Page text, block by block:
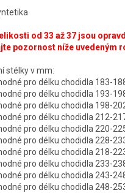
od 33 až 37 jsou
pozornost níže uvedeným
stélky v mm: /
pro délku chodidla
pro délku chodidla
pro délku chodidla
pro délku chodidla
pro délku chodidla
pro délku chodidla
pro délku chodidla
pro délku chodidla
pro délku chodidla
pro délku chodidla